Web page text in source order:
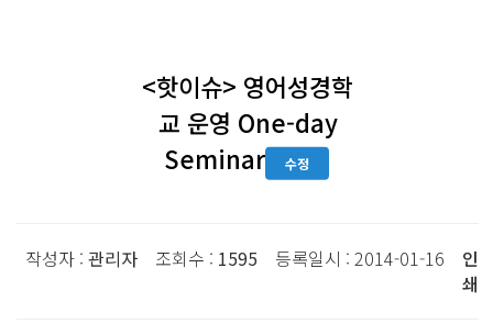
<핫이슈> 영어성경학
교 운영 One-day
Seminar
수정
작성자 : 관리자 조회수 : 1595 등록일시 : 2014-01-16 인
쇄